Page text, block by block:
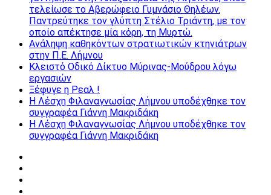
τελείωσε το Αβερώφειο Γυμνάσιο Θηλέων.
Παντρεύτηκε τον γλύπτη Στέλιο Τριάντη, με τον
οποίο απέκτησε μία κόρη, τη Μυρτώ.
Ανάληψη καθηκόντων στρατιωτικών κτηνιάτρων
στην Π.Ε. Λήμνου
Κλειστό Οδικό Δίκτυο Μύρινας-Μούδρου λόγω
εργασιών
Ξέφυγε η Ρεαλ !
Η Λέσχη Φιλαναγνωσίας Λήμνου υποδέχθηκε τον
συγγραφέα Γιάννη Μακριδάκη
Η Λέσχη Φιλαναγνωσίας Λήμνου υποδέχθηκε τον
συγγραφέα Γιάννη Μακριδάκη